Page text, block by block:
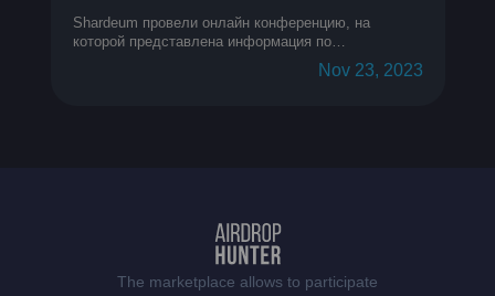
Shardeum провели онлайн конференцию, на
которой представлена информация по
Nov 23, 2023
The marketplace allows to participate